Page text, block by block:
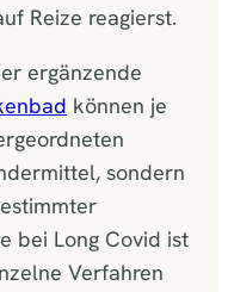
Reize reagierst.
ergänzende
können je
sondern
bei Long Covid ist
Verfahren